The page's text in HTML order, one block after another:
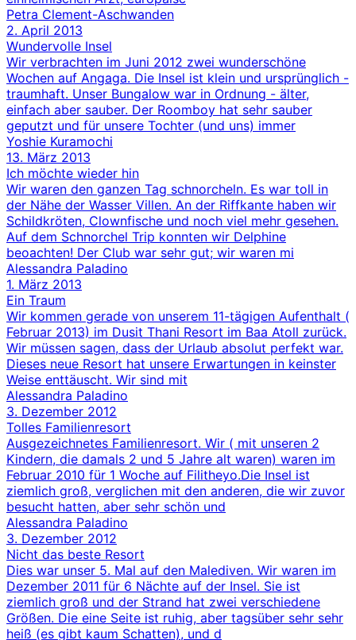
Petra Clement-Aschwanden
2. April 2013
Wundervolle Insel
Wir verbrachten im Juni 2012 zwei wunderschöne
Wochen auf Angaga. Die Insel ist klein und ursprünglich -
traumhaft. Unser Bungalow war in Ordnung - älter,
einfach aber sauber. Der Roomboy hat sehr sauber
geputzt und für unsere Tochter (und uns) immer
Yoshie Kuramochi
13. März 2013
Ich möchte wieder hin
Wir waren den ganzen Tag schnorcheln. Es war toll in
der Nähe der Wasser Villen. An der Riffkante haben wir
Schildkröten, Clownfische und noch viel mehr gesehen.
Auf dem Schnorchel Trip konnten wir Delphine
beoachten! Der Club war sehr gut; wir waren mi
Alessandra Paladino
1. März 2013
Ein Traum
Wir kommen gerade von unserem 11-tägigen Aufenthalt (
Februar 2013) im Dusit Thani Resort im Baa Atoll zurück.
Wir müssen sagen, dass der Urlaub absolut perfekt war.
Dieses neue Resort hat unsere Erwartungen in keinster
Weise enttäuscht. Wir sind mit
Alessandra Paladino
3. Dezember 2012
Tolles Familienresort
Ausgezeichnetes Familienresort. Wir ( mit unseren 2
Kindern, die damals 2 und 5 Jahre alt waren) waren im
Februar 2010 für 1 Woche auf Filitheyo.Die Insel ist
ziemlich groß, verglichen mit den anderen, die wir zuvor
besucht hatten, aber sehr schön und
Alessandra Paladino
3. Dezember 2012
Nicht das beste Resort
Dies war unser 5. Mal auf den Malediven. Wir waren im
Dezember 2011 für 6 Nächte auf der Insel. Sie ist
ziemlich groß und der Strand hat zwei verschiedene
Größen. Die eine Seite ist ruhig, aber tagsüber sehr sehr
heiß (es gibt kaum Schatten), und d